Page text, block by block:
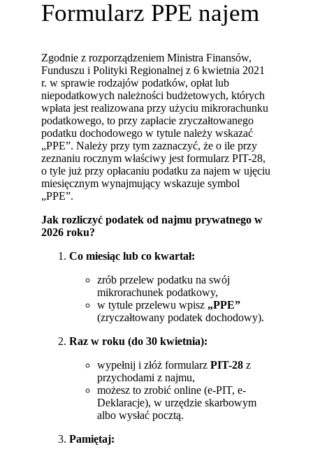
Formularz PPE najem
Zgodnie z rozporządzeniem Ministra Finansów,
Funduszu i Polityki Regionalnej z 6 kwietnia 2021
r. w sprawie rodzajów podatków, opłat lub
niepodatkowych należności budżetowych, których
wpłata jest realizowana przy użyciu mikrorachunku
podatkowego, to przy zapłacie zryczałtowanego
podatku dochodowego w tytule należy wskazać
„PPE”. Należy przy tym zaznaczyć, że o ile przy
zeznaniu rocznym właściwy jest formularz PIT-28,
o tyle już przy opłacaniu podatku za najem w ujęciu
miesięcznym wynajmujący wskazuje symbol
„PPE”.
Jak rozliczyć podatek od najmu prywatnego w
2026 roku?
Co miesiąc lub co kwartał:
zrób przelew podatku na swój
mikrorachunek podatkowy,
w tytule przelewu wpisz „PPE”
(zryczałtowany podatek dochodowy).
Raz w roku (do 30 kwietnia):
wypełnij i złóż formularzPIT-28 z
przychodami z najmu,
możesz to zrobić online (e-PIT, e-
Deklaracje), w urzędzie skarbowym
albo wysłać pocztą.
Pamiętaj: